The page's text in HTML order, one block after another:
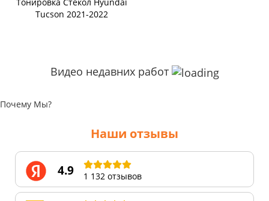
Tucson 2021-2022
Видео недавних работ
Почему Мы?
Наши отзывы
4.9 1 132 отзывов